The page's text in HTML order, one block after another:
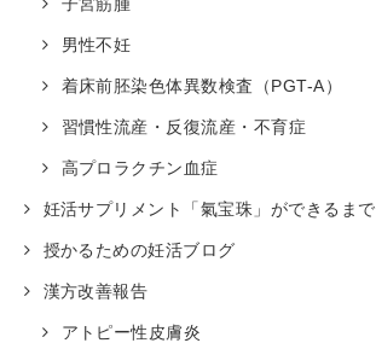
男性不妊
着床前胚染色体異数検査（PGT-A）
習慣性流産・反復流産・不育症
高プロラクチン血症
妊活サプリメント「氣宝珠」ができるまで
授かるための妊活ブログ
漢方改善報告
アトピー性皮膚炎